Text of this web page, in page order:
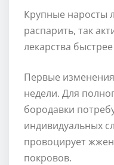
Крупные наросты
распарить, так
лекарства
Первые
недели. Для
бородавки
индивидуальных
провоцирует
покровов.